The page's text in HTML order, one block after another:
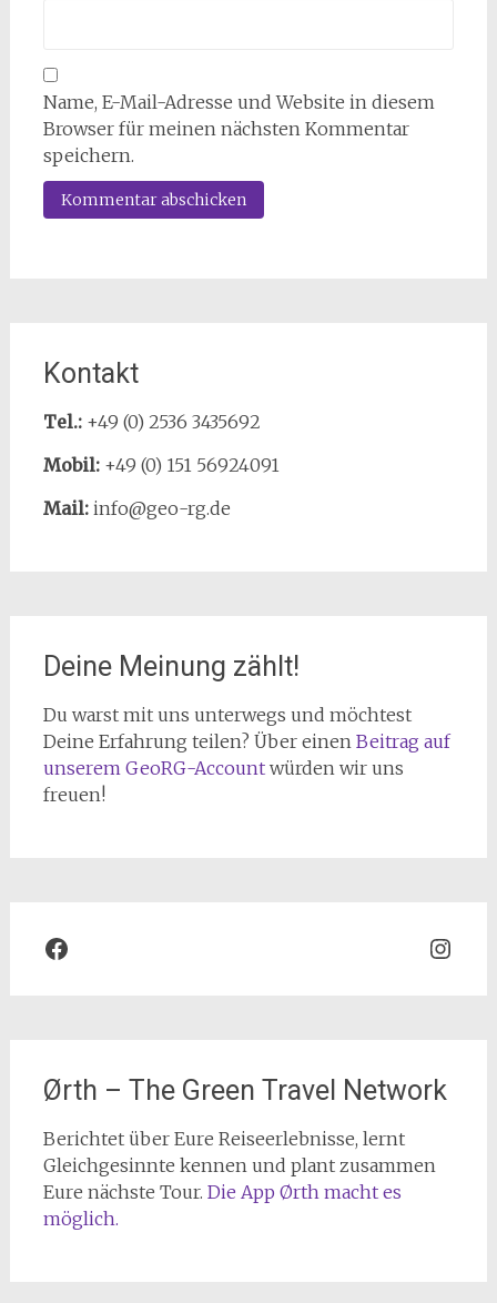
Name, E-Mail-Adresse und Website in diesem
Browser für meinen nächsten Kommentar
speichern.
Kontakt
Tel.:+49 (0) 2536 3435692
Mobil:+49 (0) 151 56924091
Mail:info@geo-rg.de
Deine Meinung zählt!
Du warst mit uns unterwegs und möchtest
Deine Erfahrung teilen? Über einen Beitrag auf
unserem GeoRG-Accountwürden wir uns
freuen!
Facebook
Ørth – The Green Travel Network
Berichtet über Eure Reiseerlebnisse, lernt
Gleichgesinnte kennen und plant zusammen
Eure nächste Tour. Die App Ørth macht es
möglich.